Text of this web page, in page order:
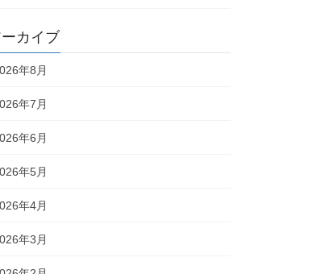
カイブ
年8月
年7月
年6月
年5月
年4月
年3月